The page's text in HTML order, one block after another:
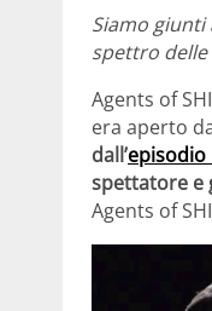
Siamo giunti
spettro delle
Agents of
era aperto
dall’episodio
spettatore e
Agents of